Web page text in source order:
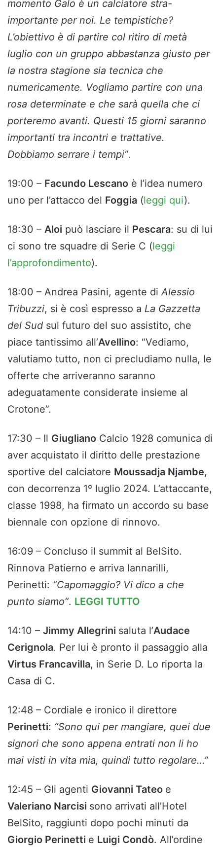
momento Galo è un calciatore stra-
importante per noi. Le tempistiche?
L’obiettivo è di partire col ritiro di metà
luglio con un gruppo abbastanza giusto per
la nostra stagione sia tecnica che
numericamente. Vogliamo partire con una
rosa determinate e che sarà quella che ci
porteremo avanti. Questi 15 giorni saranno
importanti tra incontri e trattative.
Dobbiamo serrare i tempi”.
19:00 – Facundo Lescano è l’idea numero
uno per l’attacco del Foggia (leggi qui).
18:30 – Aloi può lasciare il Pescara: su di lui
ci sono tre squadre di Serie C (leggi
l’approfondimento).
18:00 – Andrea Pasini, agente diAlessio
Tribuzzi, si è così espresso a La Gazzetta
del Sud sul futuro del suo assistito, che
piace tantissimo all’Avellino: “Vediamo,
valutiamo tutto, non ci precludiamo nulla, le
offerte che arriveranno saranno
adeguatamente considerate insieme al
Crotone”.
17:30 – Il Giugliano Calcio 1928 comunica di
aver acquistato il diritto delle prestazione
sportive del calciatore Moussadja Njambe,
con decorrenza 1º luglio 2024. L’attaccante,
classe 1998, ha firmato un accordo su base
biennale con opzione di rinnovo.
16:09 – Concluso il summit al BelSito.
Rinnova Patierno e arriva Iannarilli,
Perinetti: “Capomaggio? Vi dico a che
punto siamo”. LEGGI TUTTO
14:10 – Jimmy Allegrini saluta l’Audace
Cerignola. Per lui è pronto il passaggio alla
Virtus Francavilla, in Serie D. Lo riporta la
Casa di C.
12:48 – Cordiale e ironico il direttore
Perinetti: “Sono qui per mangiare, quei due
signori che sono appena entrati non li ho
mai visti in vita mia, quindi tutto regolare…”
12:45 – Gli agenti Giovanni Tateo e
Valeriano Narcisi sono arrivati all’Hotel
BelSito, raggiunti dopo pochi minuti da
Giorgio Perinetti e Luigi Condò. All’ordine